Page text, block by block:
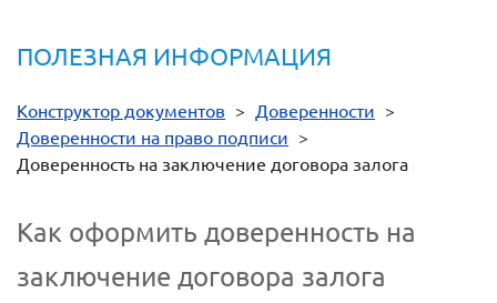
ПОЛЕЗНАЯ ИНФОРМАЦИЯ
Конструктор документов > Доверенности >
Доверенности на право подписи >
Доверенность на заключение договора залога
Как оформить доверенность на
заключение договора залога